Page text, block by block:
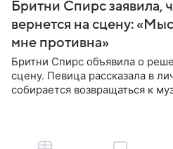
Бритни Спирс заявила,
вернется на сцену:
мне противна»
Бритни Спирс объявила о
сцену. Певица рассказала в
собирается возвращаться к